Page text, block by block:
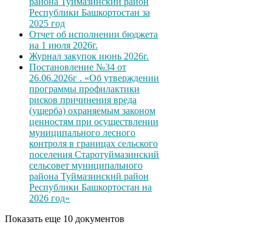
Республики Башкортостан за
2025 год
Отчет об исполнении бюджета
на 1 июля 2026г.
Журнал закупок июнь 2026г.
Постановление №34 от
26.06.2026г . «Об утверждении
программы профилактики
рисков причинения вреда
(ущерба) охраняемым законом
ценностям при осуществлении
муниципального лесного
контроля в границах сельского
поселения Старотуймазинский
сельсовет муниципального
района Туймазинский район
Республики Башкортостан на
2026 год»
Показать еще 10 документов